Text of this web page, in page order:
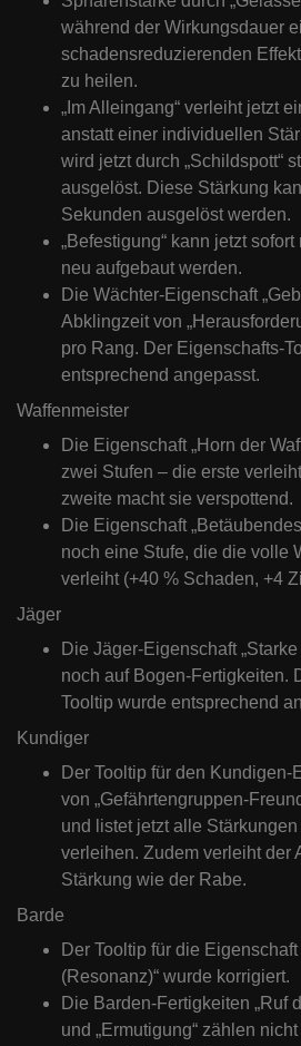
während der Wirkungsdauer
schadensreduzierenden
zu heilen.
„Im Alleingang“ verleiht jetzt
anstatt einer individuellen
wird jetzt durch „Schildspott“
ausgelöst. Diese Stärkung
Sekunden ausgelöst werden.
„Befestigung“ kann jetzt
neu aufgebaut werden.
Die Wächter-Eigenschaft
Abklingzeit von
pro Rang. Der Eigenschafts-
entsprechend angepasst.
Waffenmeister
Die Eigenschaft „Horn der
zwei Stufen – die erste
zweite macht sie verspottend.
Die Eigenschaft
noch eine Stufe, die die volle
verleiht (+40 % Schaden, +4
Jäger
Die Jäger-Eigenschaft
noch auf Bogen-Fertigkeiten.
Tooltip wurde entsprechend
Kundiger
Der Tooltip für den
von „Gefährtengruppen-
und listet jetzt alle
verleihen. Zudem verleiht der
Stärkung wie der Rabe.
Barde
Der Tooltip für die
(Resonanz)“ wurde korrigiert.
Die Barden-Fertigkeiten „Ruf
und „Ermutigung“ zählen